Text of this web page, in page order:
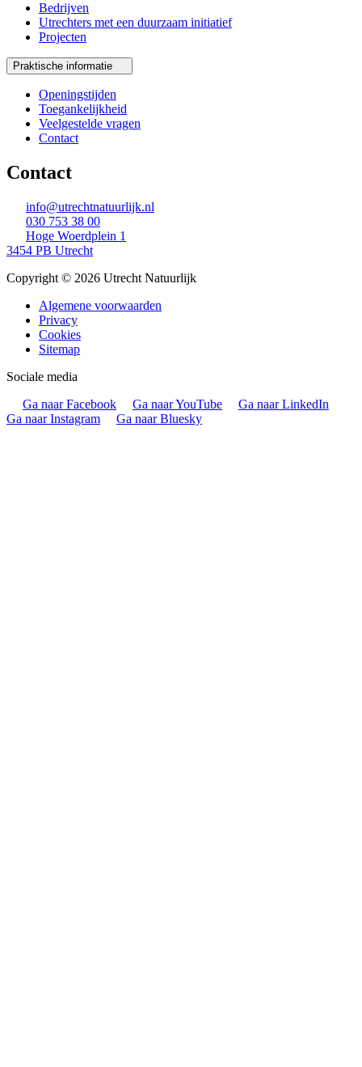
Bedrijven
Utrechters met een duurzaam initiatief
Projecten
Praktische informatie
Openingstijden
Toegankelijkheid
Veelgestelde vragen
Contact
Contact
info@utrechtnatuurlijk.nl
030 753 38 00
Hoge Woerdplein 1
3454 PB Utrecht
Copyright © 2026 Utrecht Natuurlijk
Algemene voorwaarden
Privacy
Cookies
Sitemap
Sociale media
Ga naar Facebook
Ga naar YouTube
Ga naar LinkedIn
Ga naar Instagram
Ga naar Bluesky